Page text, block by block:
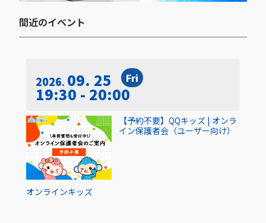
間近のイベント​
2026 09. 25 Fri
19:30 - 20:00
オンラインキッズ
【予約不要】QQキッズ | オンラ
イン保護者会（ユーザー向け）